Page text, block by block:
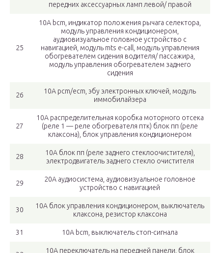
передних аксессуарных ламп левой/ правой
25
10А bcm, индикатор положения рычага селектора,
модуль управления кондиционером,
аудиовизуальное головное устройство с
навигацией, модуль mts e-call, модуль управления
обогревателем сидения водителя/ пассажира,
модуль управления обогревателем заднего
сидения
26
10А pcm/ecm, эбу электронных ключей, модуль
иммобилайзера
27
10А распределительная коробка моторного отсека
(реле 1 — реле обогревателя птк) блок пп (реле
клаксона), блок управления кондиционером
28
10А блок пп (реле заднего стеклоочистителя),
электродвигатель заднего стекло очистителя
29
20А аудиосистема, аудиовизуальное головное
устройство с навигацией
30
10А блок управления кондиционером, выключатель
клаксона, резистор клаксона
31 10А bcm, выключатель стоп-сигнала
10А переключатель на передней панели, блок